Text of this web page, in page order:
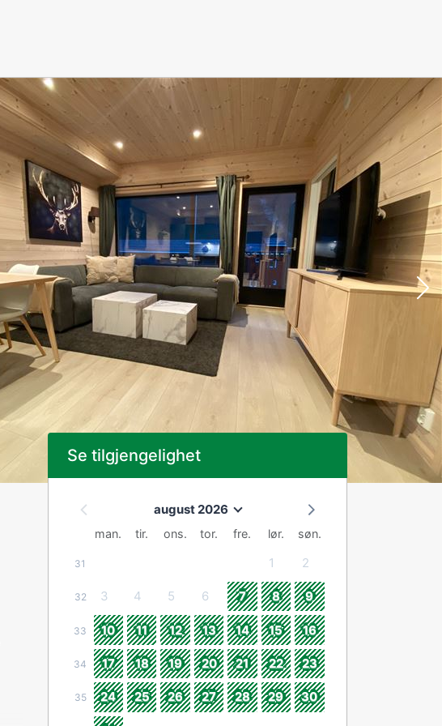
Se tilgjengelighet
august 2026
man. tir. ons. tor. fre. lør. søn.
31 1 2
32 3 4 5 6 7 8 9
33 10 11 12 13 14 15 16
34 17 18 19 20 21 22 23
35 24 25 26 27 28 29 30